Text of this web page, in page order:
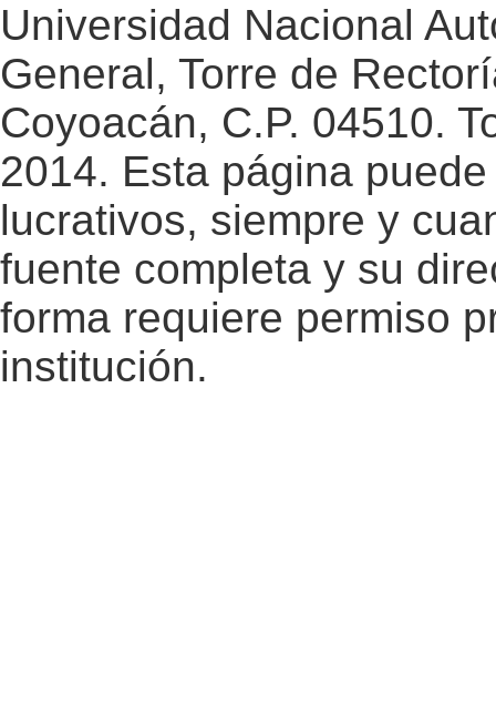
Universidad Nacional
General, Torre de
Coyoacán, C.P. 04510.
2014. Esta página
lucrativos, siempre y
fuente completa y su
forma requiere permiso
institución.